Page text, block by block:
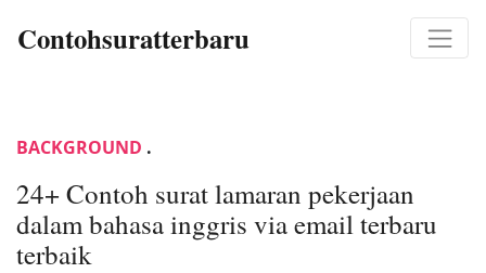
Contohsuratterbaru
BACKGROUND .
24+ Contoh surat lamaran pekerjaan
dalam bahasa inggris via email terbaru
terbaik